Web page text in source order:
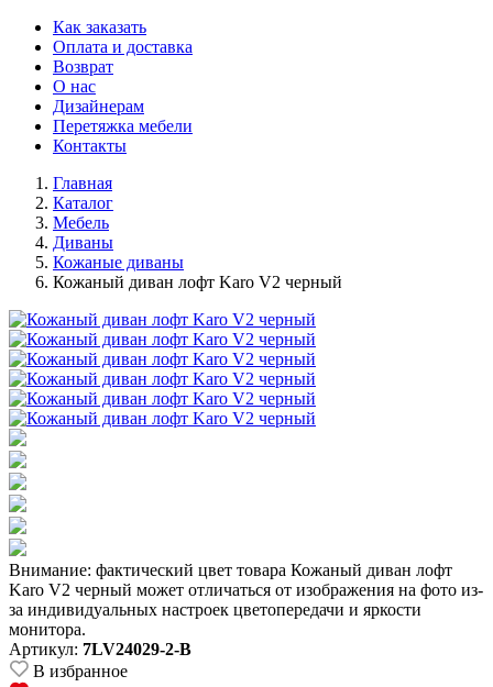
Как заказать
Оплата и доставка
Возврат
О нас
Дизайнерам
Перетяжка мебели
Контакты
Главная
Каталог
Мебель
Диваны
Кожаные диваны
Кожаный диван лофт Karo V2 черный
Внимание: фактический цвет товара Кожаный диван лофт
Karo V2 черный может отличаться от изображения на фото из-
за индивидуальных настроек цветопередачи и яркости
монитора.
Артикул: 7LV24029-2-B
В избранное